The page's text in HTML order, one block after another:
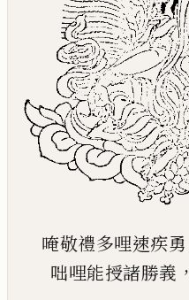
唵敬禮多哩速疾勇
咄哩能授諸勝義 ，